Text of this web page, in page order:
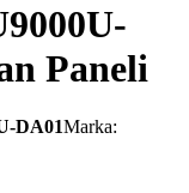
Paneli
DA01Marka: